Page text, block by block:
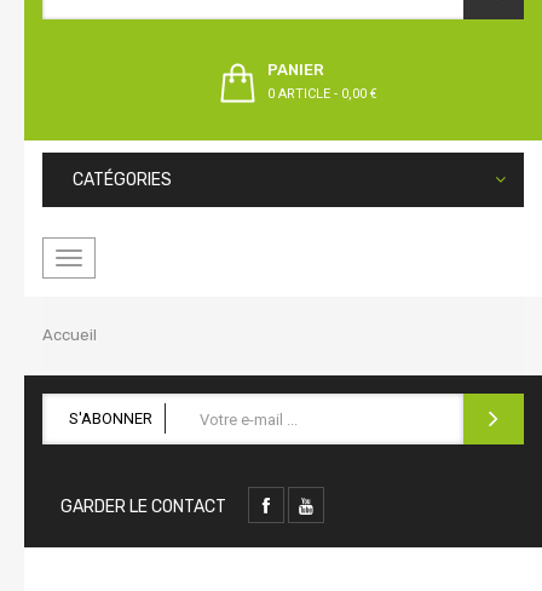
PANIER
0 ARTICLE - 0,00 €
CATÉGORIES
Basculer
Accueil
S'ABONNER
GARDER LE CONTACT